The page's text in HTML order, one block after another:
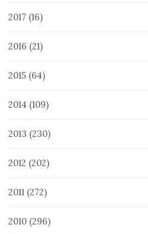
2017 (16)
2016 (21)
2015 (64)
2014 (109)
2013 (230)
2012 (202)
2011 (272)
2010 (296)